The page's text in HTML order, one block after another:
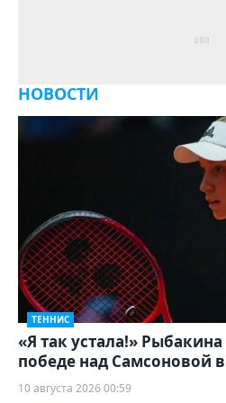
НОВОСТИ
ТЕННИС
«Я так устала!»
победе над Самсоновой
10 августа 2026 00:59